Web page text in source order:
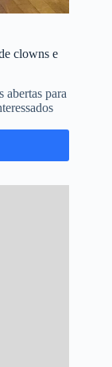
clowns e
abertas para